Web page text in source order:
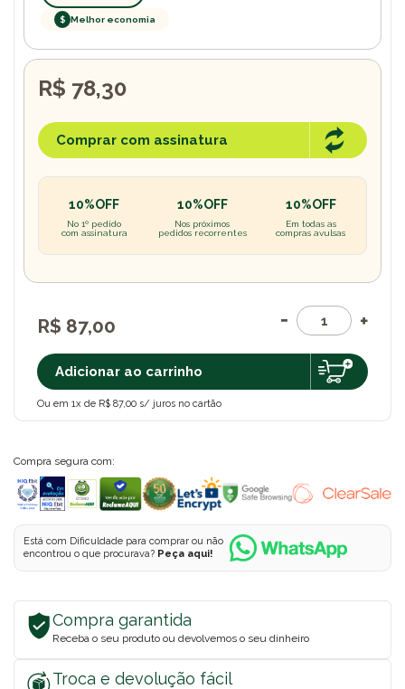
$ Melhor economia
R$ 87,00
Adicionar ao carrinho
Ou em 1x de R$ 87,00 s/ juros no cartão
R$ 78,30
Comprar com assinatura
10%OFF
No 1º pedido
com assinatura
10%OFF
Nos próximos
pedidos recorrentes
10%OFF
Em todas as
compras avulsas
Compra segura com:
Está com Dificuldade para comprar ou não
encontrou o que procurava? Peça aqui!
Compra garantida
Receba o seu produto ou devolvemos o seu dinheiro
Troca e devolução fácil